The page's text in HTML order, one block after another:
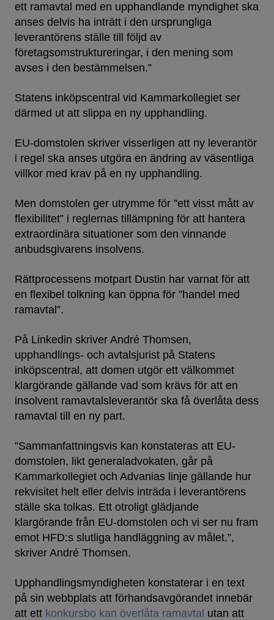
ett ramavtal med en upphandlande myndighet ska
anses delvis ha inträtt i den ursprungliga
leverantörens ställe till följd av
företagsomstruktureringar, i den mening som
avses i den bestämmelsen.”
Statens inköpscentral vid Kammarkollegiet ser
därmed ut att slippa en ny upphandling.
EU-domstolen skriver visserligen att ny leverantör
i regel ska anses utgöra en ändring av väsentliga
villkor med krav på en ny upphandling.
Men domstolen ger utrymme för ”ett visst mått av
flexibilitet” i reglernas tillämpning för att hantera
extraordinära situationer som den vinnande
anbudsgivarens insolvens.
Rättprocessens motpart Dustin har varnat för att
en flexibel tolkning kan öppna för ”handel med
ramavtal”.
På Linkedin skriver André Thomsen,
upphandlings- och avtalsjurist på Statens
inköpscentral, att domen utgör ett välkommet
klargörande gällande vad som krävs för att en
insolvent ramavtalsleverantör ska få överlåta dess
ramavtal till en ny part.
”Sammanfattningsvis kan konstateras att EU-
domstolen, likt generaladvokaten, går på
Kammarkollegiet och Advanias linje gällande hur
rekvisitet helt eller delvis inträda i leverantörens
ställe ska tolkas. Ett otroligt glädjande
klargörande från EU-domstolen och vi ser nu fram
emot HFD:s slutliga handläggning av målet.”,
skriver André Thomsen.
Upphandlingsmyndigheten konstaterar i en text
på sin webbplats att förhandsavgörandet innebär
att ett konkursbo kan överlåta ramavtal utan att